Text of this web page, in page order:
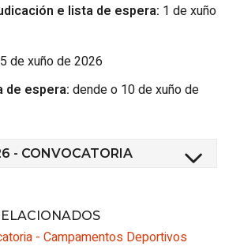
e lista de espera: 1 de xuño
de xuño de 2026
de espera: dende o 10 de xuño de
- CONVOCATORIA
- Campamentos Deportivos